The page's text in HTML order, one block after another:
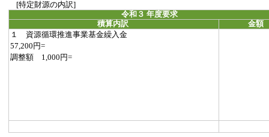
[特定財源の内訳]
令和３ 年度要求
積算内訳
金額
１ 資源循環推進事業基金繰入金
57,200円=
調整額 1,000円=